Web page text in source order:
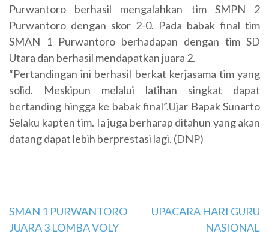
Purwantoro berhasil mengalahkan tim SMPN 2
Purwantoro dengan skor 2-0. Pada babak final tim
SMAN 1 Purwantoro berhadapan dengan tim SD
Utara dan berhasil mendapatkan juara 2.
“Pertandingan ini berhasil berkat kerjasama tim yang
solid. Meskipun melalui latihan singkat dapat
bertanding hingga ke babak final”.Ujar Bapak Sunarto
Selaku kapten tim. Ia juga berharap ditahun yang akan
datang dapat lebih berprestasi lagi. (DNP)
Navigasi
pos
SMAN 1 PURWANTORO
JUARA 3 LOMBA VOLY
UPACARA HARI GURU
NASIONAL